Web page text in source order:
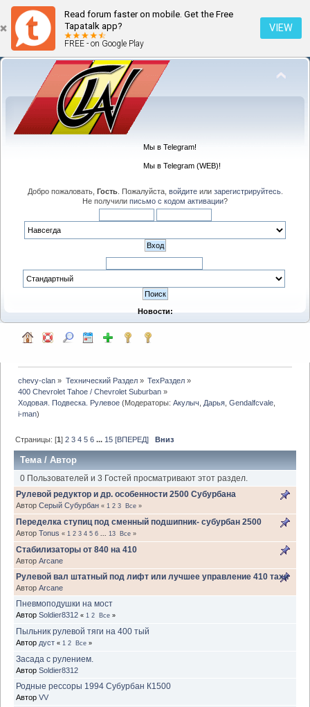
Read forum faster on mobile. Get the Free
Tapatalk app?
FREE - on Google Play
VIEW
Мы в Telegram!
Мы в Telegram (WEB)!
Добро пожаловать, Гость. Пожалуйста, войдитеили зарегистрируйтесь.
Не получили письмо с кодом активации?
Новости:
chevy-clan » Технический Раздел» ТехРаздел»
400 Chevrolet Tahoe / Chevrolet Suburban »
Ходовая. Подвеска. Рулевое (Модераторы:Акулыч Дарья ,Gendalfcvale
i-man)
Страницы: [1]2 3 4 5 6 ... 15 [ВПЕРЕД] Вниз
Тема /Автор
0 Пользователей и 3 Гостей просматривают этот раздел.
Рулевой редуктор и др. особенности 2500 Субурбана
Автор Серый Субурбан « 1 2 3 Все »
Переделка ступиц под сменный подшипник- субурбан 2500
Автор Tonus « 1 2 3 4 5 6 13 Все »
Стабилизаторы от 840 на 410
Автор Arcane
Рулевой вал штатный под лифт или лучшее управление 410 тахи
Автор Arcane
Пневмоподушки на мост
Автор Soldier8312 « 1 2 Все »
Пыльник рулевой тяги на 400 тый
Автор дуст « 1 2 Все »
Засада с рулением.
Автор Soldier8312
Родные рессоры 1994 Субурбан К1500
Автор VV